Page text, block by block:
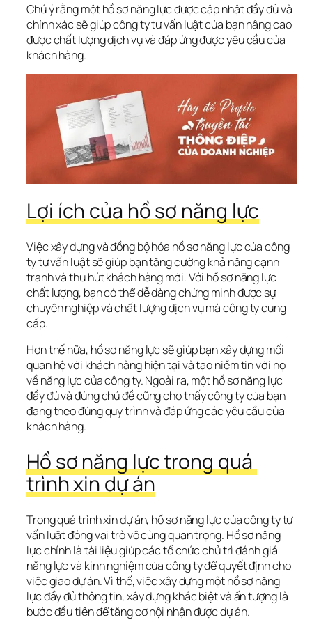
Chú ý rằng một hồ sơ năng lực được cập nhật đầy đủ và
chính xác sẽ giúp công ty tư vấn luật của bạn nâng cao
được chất lượng dịch vụ và đáp ứng được yêu cầu của
khách hàng.
Lợi ích của hồ sơ năng lực
Việc xây dựng và đồng bộ hóa hồ sơ năng lực của công
ty tư vấn luật sẽ giúp bạn tăng cường khả năng cạnh
tranh và thu hút khách hàng mới. Với hồ sơ năng lực
chất lượng, bạn có thể dễ dàng chứng minh được sự
chuyên nghiệp và chất lượng dịch vụ mà công ty cung
cấp.
Hơn thế nữa, hồ sơ năng lực sẽ giúp bạn xây dựng mối
quan hệ với khách hàng hiện tại và tạo niềm tin với họ
về năng lực của công ty. Ngoài ra, một hồ sơ năng lực
đầy đủ và đúng chủ đề cũng cho thấy công ty của bạn
đang theo đúng quy trình và đáp ứng các yêu cầu của
khách hàng.
Hồ sơ năng lực trong quá
trình xin dự án
Trong quá trình xin dự án, hồ sơ năng lực của công ty tư
vấn luật đóng vai trò vô cùng quan trọng. Hồ sơ năng
lực chính là tài liệu giúp các tổ chức chủ trì đánh giá
năng lực và kinh nghiệm của công ty để quyết định cho
việc giao dự án. Vì thế, việc xây dựng một hồ sơ năng
lực đầy đủ thông tin, xây dựng khác biệt và ấn tượng là
bước đầu tiên để tăng cơ hội nhận được dự án.